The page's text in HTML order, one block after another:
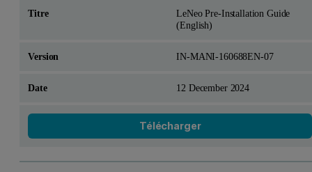
LeNeo Pre-Installation Guide
(English)
IN-MANI-160688EN-07
12 December 2024
Télécharger